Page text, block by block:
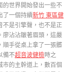
的世界開始發出一些不
了一個持續新竹 東區健
是引擎聲，也不是正
廖沾沾皺著眉頭，這嚴
順手從桌上拿了一張髒
備不超音波健檢時之
市的主幹道上，數百個